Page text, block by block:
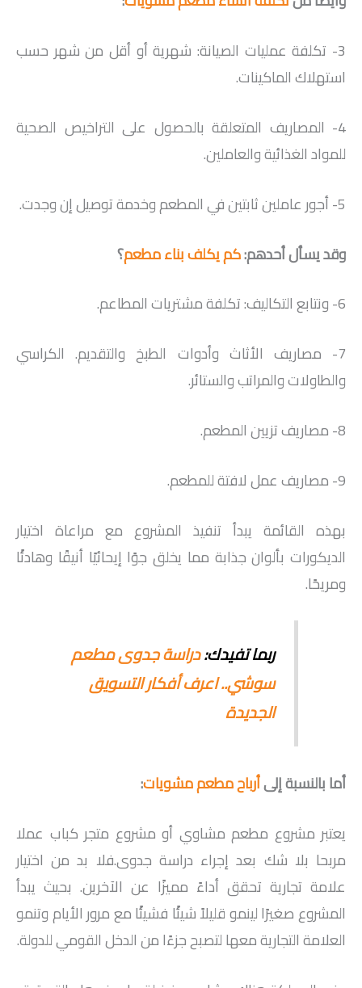
3- تكلفة عمليات الصيانة: شهرية أو أقل من شهر حسب
استهلاك الماكينات.
4- المصاريف المتعلقة بالحصول على التراخيص الصحية
للمواد الغذائية والعاملين.
5- أجور عاملين ثابتين في المطعم وخدمة توصيل إن وجدت.
وقد يسأل أحدهم:كم يكلف بناء مطعم؟
6- ونتابع التكاليف: تكلفة مشتريات المطاعم.
7- مصاريف الأثاث وأدوات الطبخ والتقديم. الكراسي
والطاولات والمراتب والستائر.
8- مصاريف تزيين المطعم.
9- مصاريف عمل لافتة للمطعم.
بهذه القائمة يبدأ تنفيذ المشروع مع مراعاة اختيار
الديكورات بألوان جذابة مما يخلق جوًا إيحائيًا أنيقًا وهادئًا
ومريحًا.
ربما تفيدك:دراسة جدوى مطعم
سوشي.. اعرف أفكار التسويق
الجديدة
أما بالنسبة إلىأرباح مطعم مشويات:
يعتبر مشروع مطعم مشاوي أو مشروع متجر كباب عملا
مربحا بلا شك بعد إجراء دراسة جدوى.فلا بد من اختيار
علامة تجارية تحقق أداءً مميزًا عن الآخرين. بحيث يبدأ
المشروع صغيرًا لينمو قليلاً شيئًا فشيئًا مع مرور الأيام وتنمو
العلامة التجارية معها لتصبح جزءًا من الدخل القومي للدولة.